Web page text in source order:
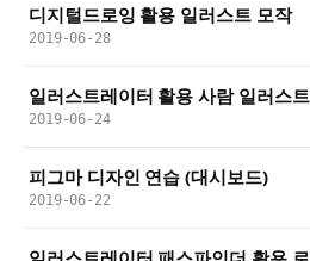
디지털드로잉 활용 일러스트 모작
2019-06-28
일러스트레이터 활용 사람 일러스
2019-06-24
피그마 디자인 연습 (대시보드)
2019-06-22